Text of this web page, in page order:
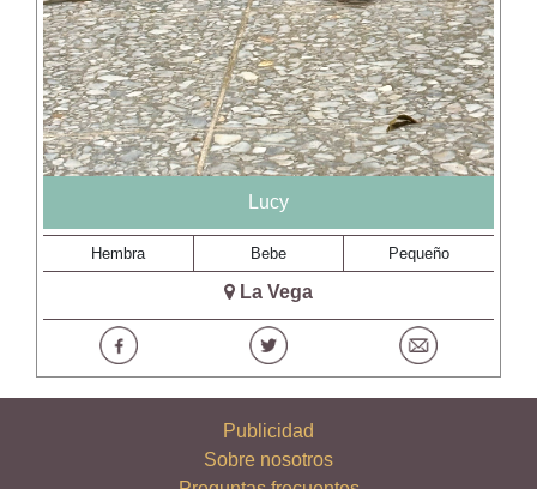
Lucy
Hembra Bebe Pequeño
La Vega
Publicidad
Sobre nosotros